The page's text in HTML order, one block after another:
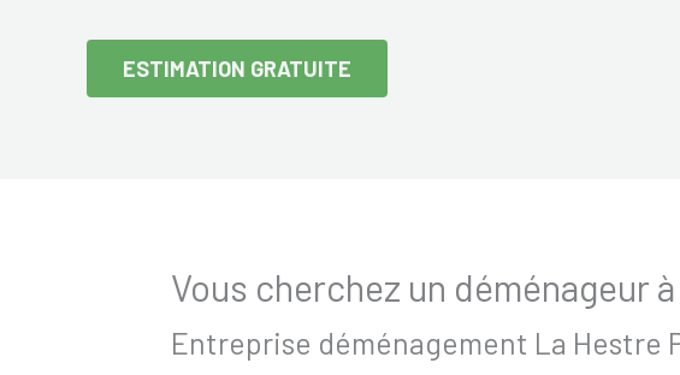
ESTIMATION GRATUITE
Vous cherchez un déménageur
Entreprise déménagement La